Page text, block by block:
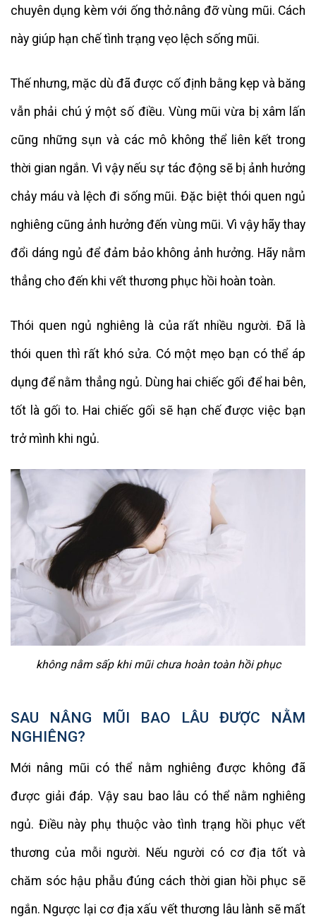
chuyên dụng kèm với ống thở.nâng đỡ vùng mũi. Cách
này giúp hạn chế tình trạng vẹo lệch sống mũi.
Thế nhưng, mặc dù đã được cố định bằng kẹp và băng
vẫn phải chú ý một số điều. Vùng mũi vừa bị xâm lấn
cũng những sụn và các mô không thể liên kết trong
thời gian ngắn. Vì vậy nếu sự tác động sẽ bị ảnh hưởng
chảy máu và lệch đi sống mũi. Đặc biệt thói quen ngủ
nghiêng cũng ảnh hưởng đến vùng mũi. Vì vậy hãy thay
đổi dáng ngủ để đảm bảo không ảnh hưởng. Hãy nằm
thẳng cho đến khi vết thương phục hồi hoàn toàn.
Thói quen ngủ nghiêng là của rất nhiều người. Đã là
thói quen thì rất khó sửa. Có một mẹo bạn có thể áp
dụng để nằm thẳng ngủ. Dùng hai chiếc gối để hai bên,
tốt là gối to. Hai chiếc gối sẽ hạn chế được việc bạn
trở mình khi ngủ.
không nằm sấp khi mũi chưa hoàn toàn hồi phục
SAU NÂNG MŨI BAO LÂU ĐƯỢC NẰM
NGHIÊNG?
Mới nâng mũi có thể nằm nghiêng được không đã
được giải đáp. Vậy sau bao lâu có thể nằm nghiêng
ngủ. Điều này phụ thuộc vào tình trạng hồi phục vết
thương của mỗi người. Nếu người có cơ địa tốt và
chăm sóc hậu phẫu đúng cách thời gian hồi phục sẽ
ngắn. Ngược lại cơ địa xấu vết thương lâu lành sẽ mất